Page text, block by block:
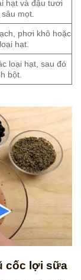
hạt và đậu tươi
mọt.
phơi khô hoặc
hạt.
loại hạt, sau đó
bột.
cốc lợi sữa